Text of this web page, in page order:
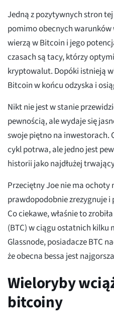
Jedną z pozytywnych stron
pomimo obecnych
wierzą w Bitcoin i jego
czasach są tacy, którzy
kryptowalut. Dopóki istnieją
Bitcoin w końcu odzyska i
Nikt nie jest w stanie
pewnością, ale wydaje się
swoje piętno na inwestorach.
cykl potrwa, ale jedno jest
historii jako najdłużej
Przeciętny Joe nie ma
prawdopodobnie zrezygnuje i
Co ciekawe, właśnie to
(BTC) w ciągu ostatnich kilku
Glassnode, posiadacze BTC
że obecna bessa jest
Wieloryby
bitcoiny